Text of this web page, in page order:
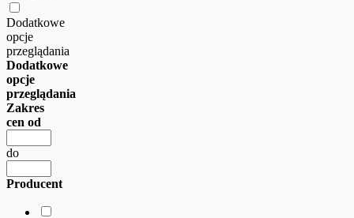
Dodatkowe
opcje
przeglądania
Dodatkowe
opcje
przeglądania
Zakres
cen od
do
Producent